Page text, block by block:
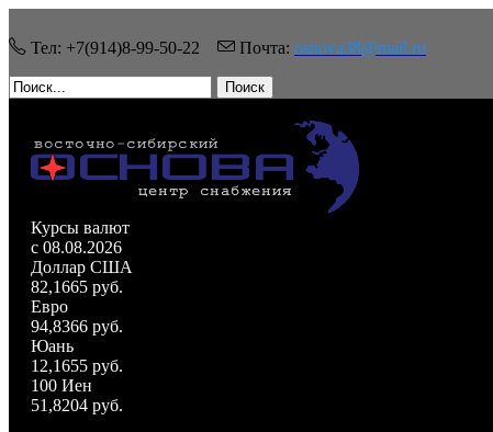
Тел: +7(914)8-99-50-22 Почта: osnova38@mail.ru
Поиск
Курсы валют
c 08.08.2026
Доллар США
82,1665 руб.
Евро
94,8366 руб.
Юань
12,1655 руб.
100 Иен
51,8204 руб.